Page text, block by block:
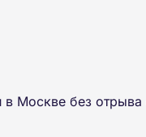
Москве без